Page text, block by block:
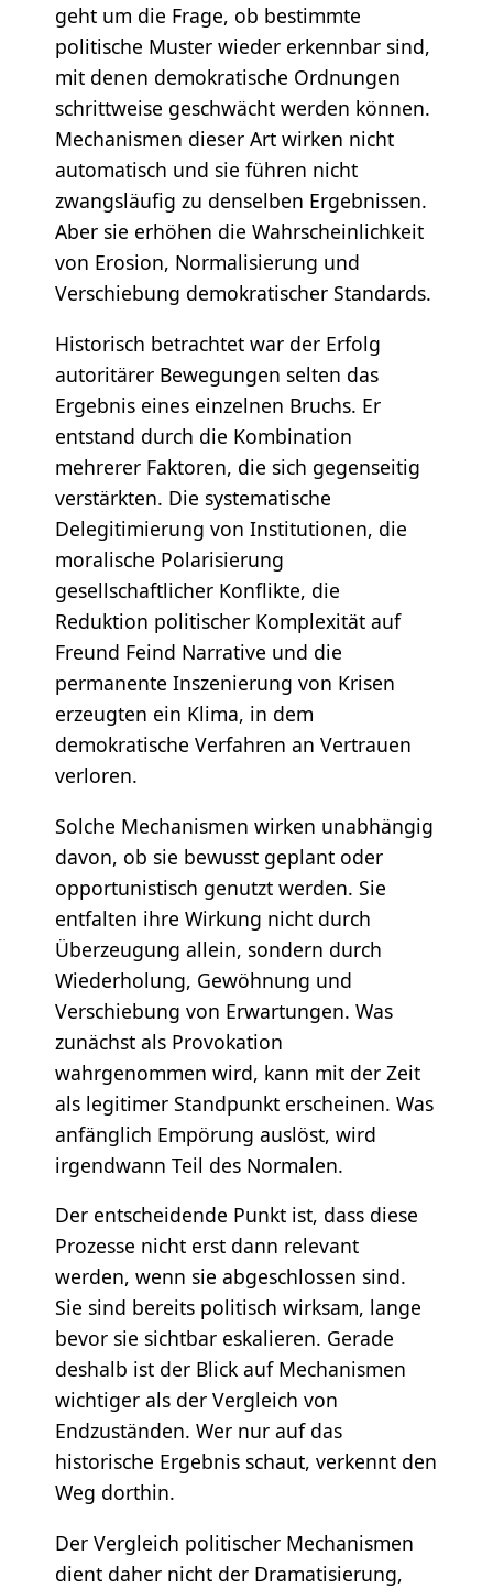
geht um die Frage, ob bestimmte
politische Muster wieder erkennbar sind,
mit denen demokratische Ordnungen
schrittweise geschwächt werden können.
Mechanismen dieser Art wirken nicht
automatisch und sie führen nicht
zwangsläufig zu denselben Ergebnissen.
Aber sie erhöhen die Wahrscheinlichkeit
von Erosion, Normalisierung und
Verschiebung demokratischer Standards.
Historisch betrachtet war der Erfolg
autoritärer Bewegungen selten das
Ergebnis eines einzelnen Bruchs. Er
entstand durch die Kombination
mehrerer Faktoren, die sich gegenseitig
verstärkten. Die systematische
Delegitimierung von Institutionen, die
moralische Polarisierung
gesellschaftlicher Konflikte, die
Reduktion politischer Komplexität auf
Freund Feind Narrative und die
permanente Inszenierung von Krisen
erzeugten ein Klima, in dem
demokratische Verfahren an Vertrauen
verloren.
Solche Mechanismen wirken unabhängig
davon, ob sie bewusst geplant oder
opportunistisch genutzt werden. Sie
entfalten ihre Wirkung nicht durch
Überzeugung allein, sondern durch
Wiederholung, Gewöhnung und
Verschiebung von Erwartungen. Was
zunächst als Provokation
wahrgenommen wird, kann mit der Zeit
als legitimer Standpunkt erscheinen. Was
anfänglich Empörung auslöst, wird
irgendwann Teil des Normalen.
Der entscheidende Punkt ist, dass diese
Prozesse nicht erst dann relevant
werden, wenn sie abgeschlossen sind.
Sie sind bereits politisch wirksam, lange
bevor sie sichtbar eskalieren. Gerade
deshalb ist der Blick auf Mechanismen
wichtiger als der Vergleich von
Endzuständen. Wer nur auf das
historische Ergebnis schaut, verkennt den
Weg dorthin.
Der Vergleich politischer Mechanismen
dient daher nicht der Dramatisierung,